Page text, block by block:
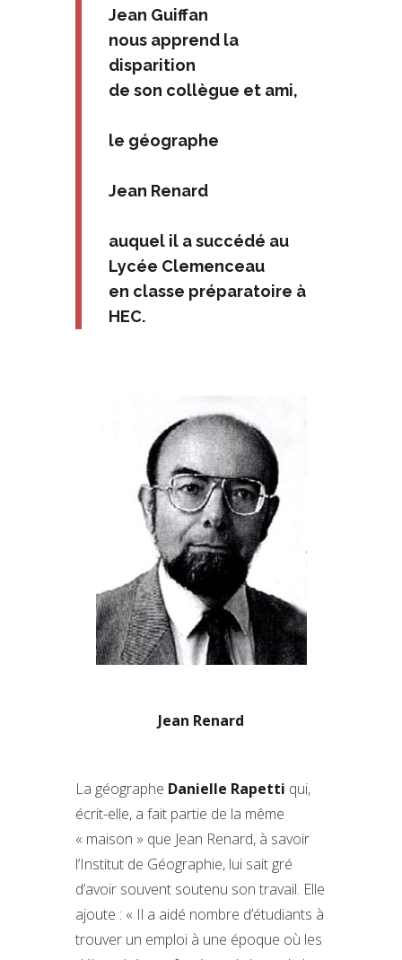
Jean Guiffan
nous apprend la
disparition
de son collègue et ami,
le géographe
Jean Renard
auquel il a succédé au
Lycée Clemenceau
en classe préparatoire à
HEC.
Jean Renard
La géographe Danielle Rapetti qui,
écrit-elle, a fait partie de la même
« maison » que Jean Renard, à savoir
l’Institut de Géographie, lui sait gré
d’avoir souvent soutenu son travail. Elle
ajoute : « Il a aidé nombre d’étudiants à
trouver un emploi à une époque où les